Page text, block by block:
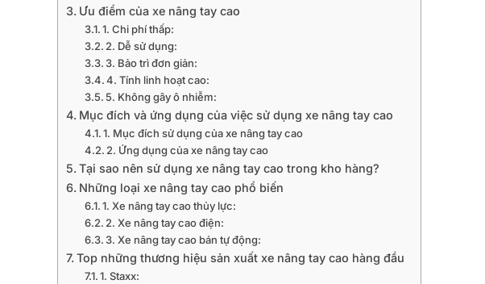
Ưu điểm của xe nâng tay cao
1. Chi phí thấp:
2. Dễ sử dụng:
3. Bảo trì đơn giản:
4. Tính linh hoạt cao:
5. Không gây ô nhiễm:
Mục đích và ứng dụng của việc sử dụng xe nâng tay cao
1. Mục đích sử dụng của xe nâng tay cao
2. Ứng dụng của xe nâng tay cao
Tại sao nên sử dụng xe nâng tay cao trong kho hàng?
Những loại xe nâng tay cao phổ biến
1. Xe nâng tay cao thủy lực:
2. Xe nâng tay cao điện:
3. Xe nâng tay cao bán tự động:
Top những thương hiệu sản xuất xe nâng tay cao hàng đầu
1. Staxx: